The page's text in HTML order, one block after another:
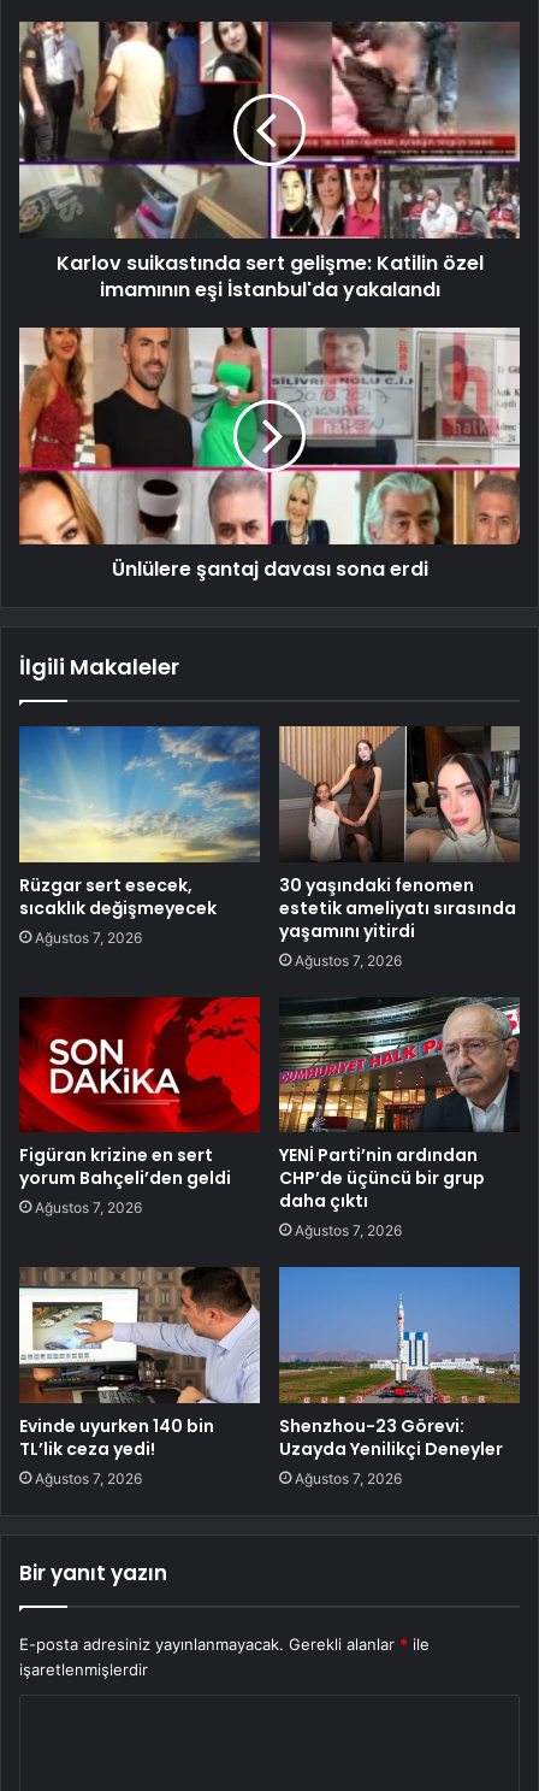
Karlov suikastında sert gelişme: Katilin özel
imamının eşi İstanbul'da yakalandı
Ünlülere şantaj davası sona erdi
İlgili Makaleler
Rüzgar sert esecek,
sıcaklık değişmeyecek
Ağustos 7, 2026
30 yaşındaki fenomen
estetik ameliyatı sırasında
yaşamını yitirdi
Ağustos 7, 2026
Figüran krizine en sert
yorum Bahçeli’den geldi
Ağustos 7, 2026
YENİ Parti’nin ardından
CHP’de üçüncü bir grup
daha çıktı
Ağustos 7, 2026
Evinde uyurken 140 bin
TL’lik ceza yedi!
Ağustos 7, 2026
Shenzhou-23 Görevi:
Uzayda Yenilikçi Deneyler
Ağustos 7, 2026
Bir yanıt yazın
E-posta adresiniz yayınlanmayacak. Gerekli alanlar * ile
işaretlenmişlerdir